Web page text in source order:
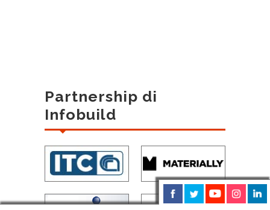
Partnership di
Infobuild